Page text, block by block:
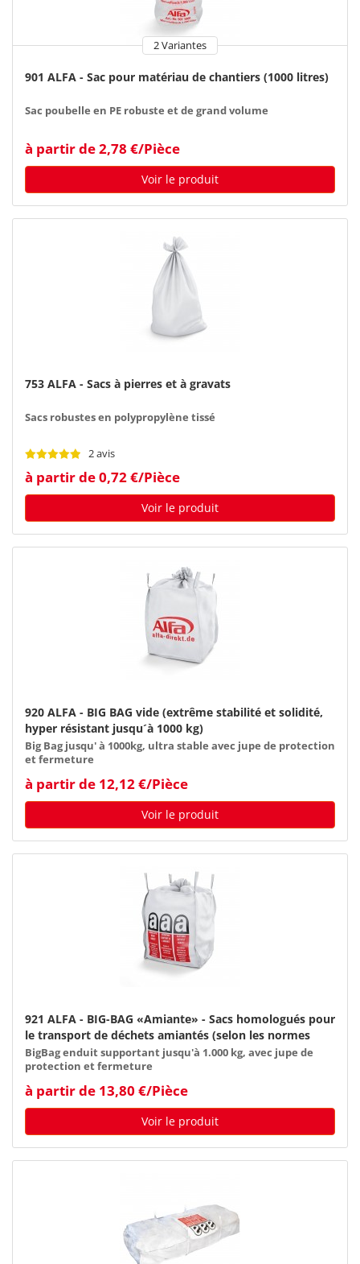
2 Variantes
901 ALFA - Sac pour matériau de chantiers (1000 litres)
Sac poubelle en PE robuste et de grand volume
à partir de 2,78 €/Pièce
Voir le produit
753 ALFA - Sacs à pierres et à gravats
Sacs robustes en polypropylène tissé
2 avis
à partir de 0,72 €/Pièce
Voir le produit
920 ALFA - BIG BAG vide (extrême stabilité et solidité,
hyper résistant jusqu´à 1000 kg)
Big Bag jusqu' à 1000kg, ultra stable avec jupe de protection
et fermeture
à partir de 12,12 €/Pièce
Voir le produit
921 ALFA - BIG-BAG «Amiante» - Sacs homologués pour
le transport de déchets amiantés (selon les normes
TRGS 519)
BigBag enduit supportant jusqu'à 1.000 kg, avec jupe de
protection et fermeture
à partir de 13,80 €/Pièce
Voir le produit